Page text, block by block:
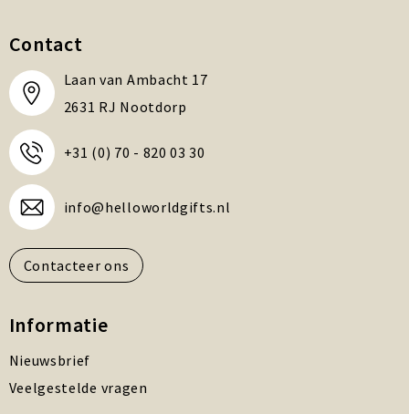
Contact
Laan van Ambacht 17
2631 RJ Nootdorp
+31 (0) 70 - 820 03 30
info@helloworldgifts.nl
Contacteer ons
Informatie
Nieuwsbrief
Veelgestelde vragen